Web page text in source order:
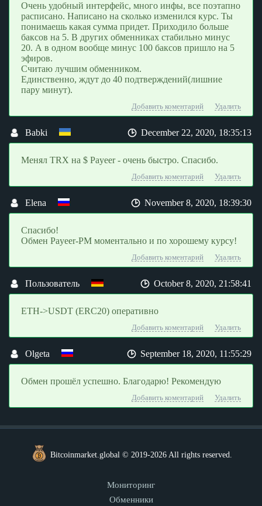
Очень удобный интерфейс, много инфы, все поэтапно
расписано. Написано на сколько изменился курс. Ты
понимаешь какая сумма придет. Приходило больше
баксов на 5. В других обменниках стабильно минус
20. А в одном вообще минус 100 баксов пришло на 5
эфиров.
Считаю лучшим обменником.
Единственно, ждут до 40 подтверждений(лишние
пару минут).
Добавить коментарий Удалить
Babki December 22, 2020, 18:35:13
Менял TRX на $ Payeer - очень быстро. Спасибо.
Добавить коментарий Удалить
Elena November 8, 2020, 18:39:30
Спасибо!
Обмен Рayeer-РМ моментально и по хорошему курсу!
Добавить коментарий Удалить
Пользователь October 8, 2020, 21:58:41
ETH->USDT (ERC20) оперативно
Добавить коментарий Удалить
Olgeta September 18, 2020, 11:55:29
Обмен прошёл успешно. Благодарю! Рекомендую
Добавить коментарий Удалить
Bitcoinmarket.global © 2019-2026 All rights reserved.
Мониторинг
Обменники